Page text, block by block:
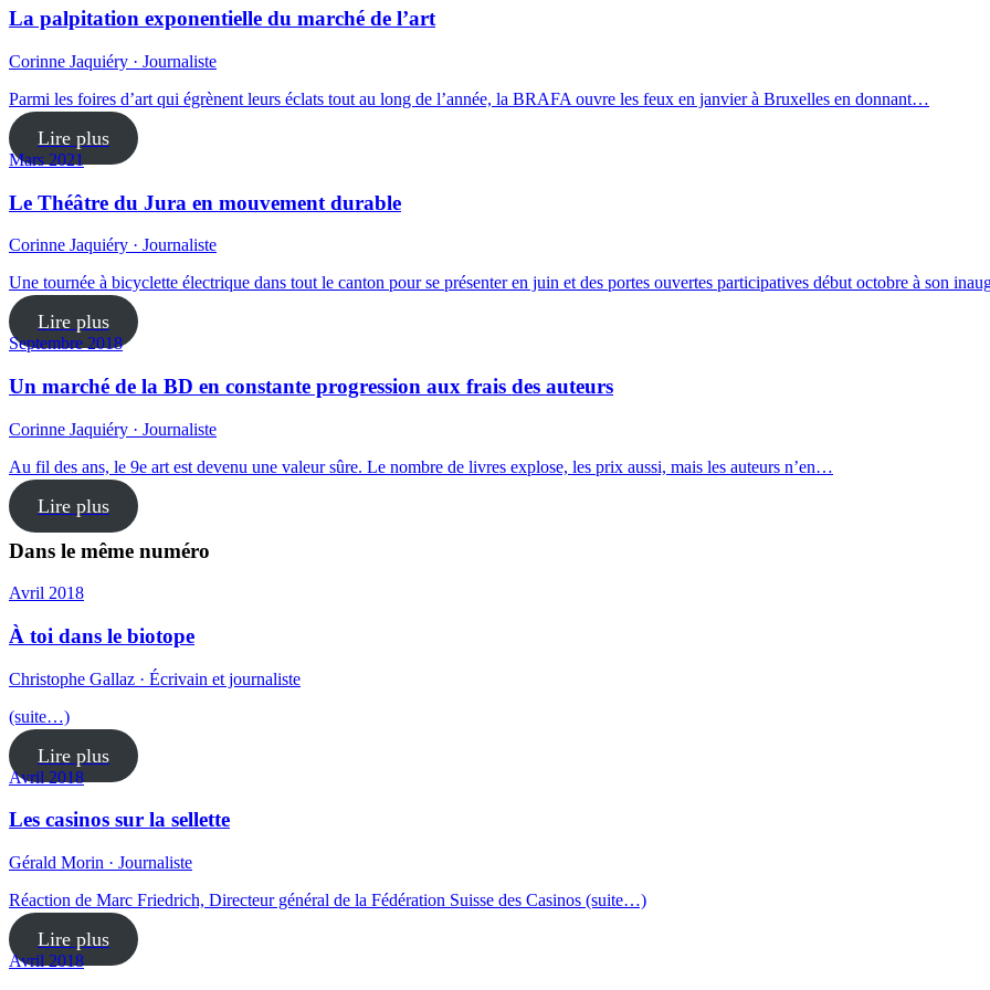
La palpitation exponentielle du marché de l’art
Corinne Jaquiéry · Journaliste
Parmi les foires d’art qui égrènent leurs éclats tout au long de l’année, la BRAFA ouvre les feux en janvier à Bruxelles en donnant…
Lire plus
Mars 2021
Le Théâtre du Jura en mouvement durable
Corinne Jaquiéry · Journaliste
Une tournée à bicyclette électrique dans tout le canton pour se présenter en juin et des portes ouvertes participatives début octobre à son
Lire plus
Septembre 2018
Un marché de la BD en constante progression aux frais des auteurs
Corinne Jaquiéry · Journaliste
Au fil des ans, le 9e art est devenu une valeur sûre. Le nombre de livres explose, les prix aussi, mais les auteurs n’en…
Lire plus
Dans le même numéro
Avril 2018
À toi dans le biotope
Christophe Gallaz · Écrivain et journaliste
(suite…)
Lire plus
Avril 2018
Les casinos sur la sellette
Gérald Morin · Journaliste
Réaction de Marc Friedrich, Directeur général de la Fédération Suisse des Casinos (suite…)
Lire plus
Avril 2018